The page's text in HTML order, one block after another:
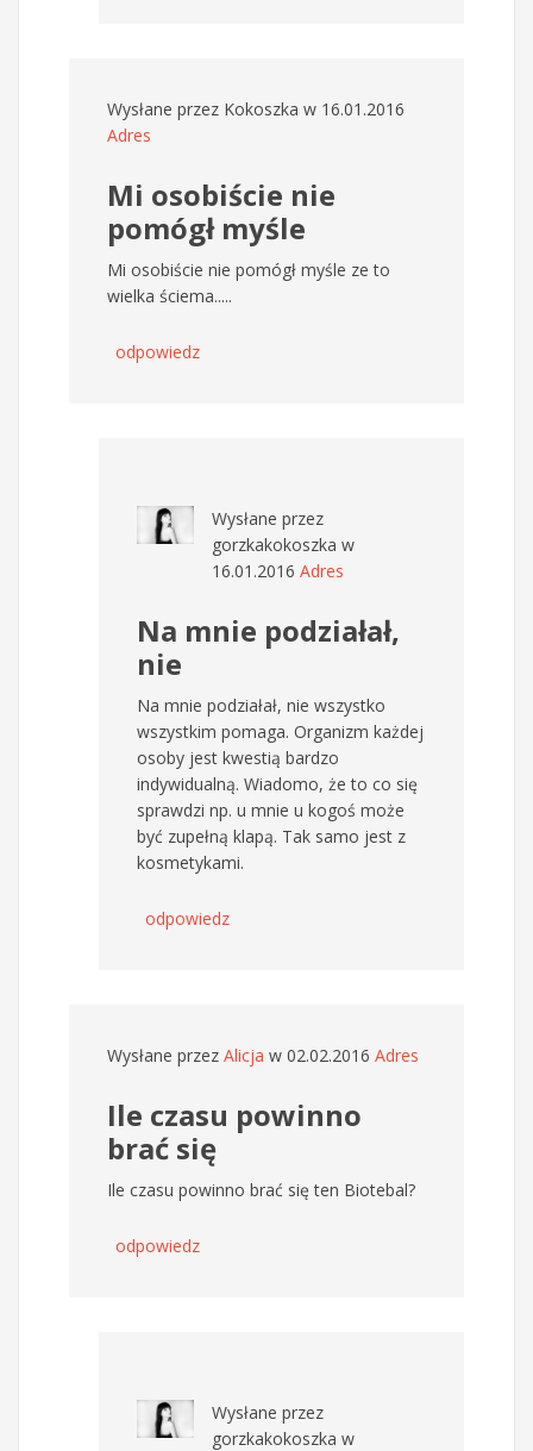
Wysłane przez Kokoszka w 16.01.2016
Adres
Mi osobiście nie
pomógł myśle
Mi osobiście nie pomógł myśle ze to
wielka ściema.....
odpowiedz
Wysłane przez
gorzkakokoszka w
16.01.2016 Adres
Na mnie podziałał,
nie
Na mnie podziałał, nie wszystko
wszystkim pomaga. Organizm każdej
osoby jest kwestią bardzo
indywidualną. Wiadomo, że to co się
sprawdzi np. u mnie u kogoś może
być zupełną klapą. Tak samo jest z
kosmetykami.
odpowiedz
Wysłane przez Alicja w 02.02.2016 Adres
Ile czasu powinno
brać się
Ile czasu powinno brać się ten Biotebal?
odpowiedz
Wysłane przez
gorzkakokoszka w